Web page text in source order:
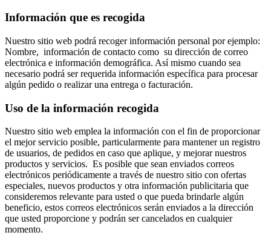
Información que es recogida
Nuestro sitio web podrá recoger información personal por ejemplo:
Nombre, información de contacto como su dirección de correo
electrónica e información demográfica. Así mismo cuando sea
necesario podrá ser requerida información específica para procesar
algún pedido o realizar una entrega o facturación.
Uso de la información recogida
Nuestro sitio web emplea la información con el fin de proporcionar
el mejor servicio posible, particularmente para mantener un registro
de usuarios, de pedidos en caso que aplique, y mejorar nuestros
productos y servicios. Es posible que sean enviados correos
electrónicos periódicamente a través de nuestro sitio con ofertas
especiales, nuevos productos y otra información publicitaria que
consideremos relevante para usted o que pueda brindarle algún
beneficio, estos correos electrónicos serán enviados a la dirección
que usted proporcione y podrán ser cancelados en cualquier
momento.